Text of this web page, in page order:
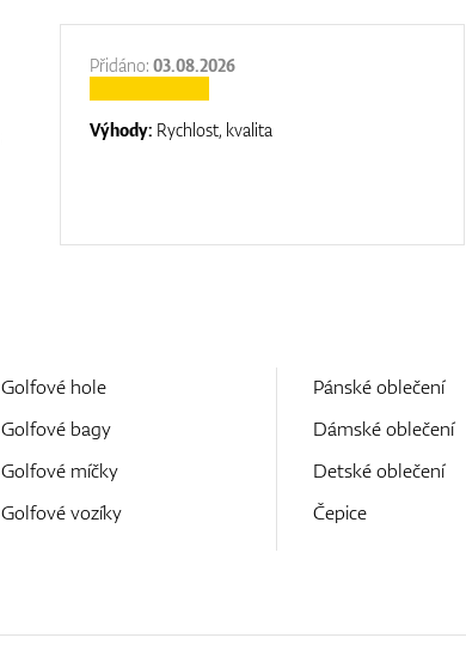
Přidáno:03.08.2026
Výhody: Rychlost, kvalita
Golfové hole
Golfové bagy
Golfové míčky
Golfové vozíky
Pánské oblečení
Dámské oblečení
Detské oblečení
Čepice